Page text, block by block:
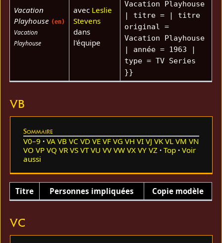
Vacation
Playhouse (en)
Vacation
Playhouse
avec Leslie
Stevens
dans
l'équipe
Vacation Playhouse
| titre = | titre
original =
Vacation Playhouse
| année = 1963 |
type = TV Series
}}
VB
Sommaire
V0–9 VA VB VC VD VE VF VG VH VI VJ VK VL VM VN
VO VP VQ VR VS VT VU VV VW VX VY VZ Top
Voir
aussi
Titre Personnes impliquées Copie modèle
VC